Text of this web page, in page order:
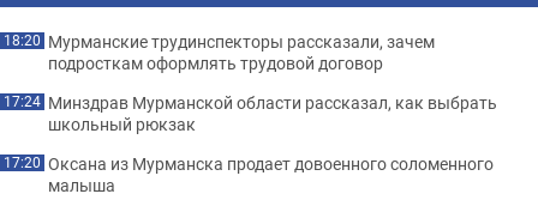
18:20 Мурманские трудинспекторы рассказали, зачем
подросткам оформлять трудовой договор
17:24 Минздрав Мурманской области рассказал, как выбрать
школьный рюкзак
17:20 Оксана из Мурманска продает довоенного соломенного
малыша